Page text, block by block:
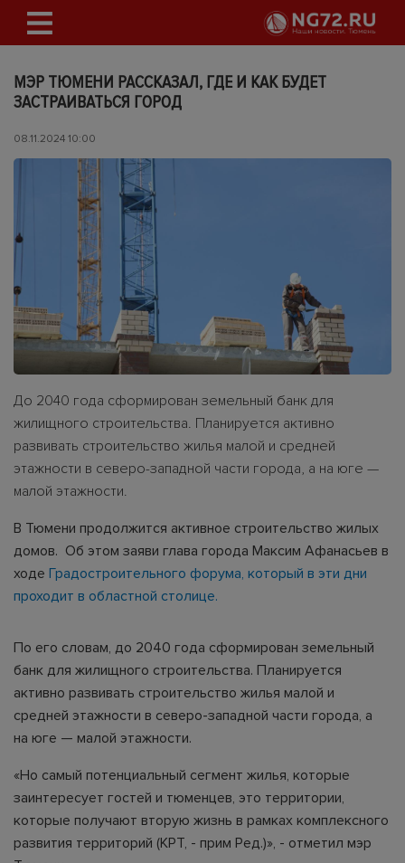
МЭР ТЮМЕНИ РАССКАЗАЛ, ГДЕ И КАК БУДЕТ
ЗАСТРАИВАТЬСЯ ГОРОД
08.11.2024 10:00
До 2040 года сформирован земельный банк для
жилищного строительства. Планируется активно
развивать строительство жилья малой и средней
этажности в северо-западной части города, а на юге —
малой этажности.
В Тюмени продолжится активное строительство жилых
домов. Об этом заяви глава города Максим Афанасьев в
ходе Градостроительного форума, который в эти дни
проходит в областной столице.
По его словам, до 2040 года сформирован земельный
банк для жилищного строительства. Планируется
активно развивать строительство жилья малой и
средней этажности в северо-западной части города, а
на юге — малой этажности.
«Но самый потенциальный сегмент жилья, которые
заинтересует гостей и тюменцев, это территории,
которые получают вторую жизнь в рамках комплексного
развития территорий (КРТ, - прим Ред.)», - отметил мэр